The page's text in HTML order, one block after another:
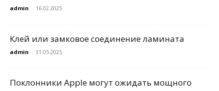
admin - 16.02.2025
Клей или замковое соединение ламината
admin - 31.05.2025
Поклонники Apple могут ожидать мощного